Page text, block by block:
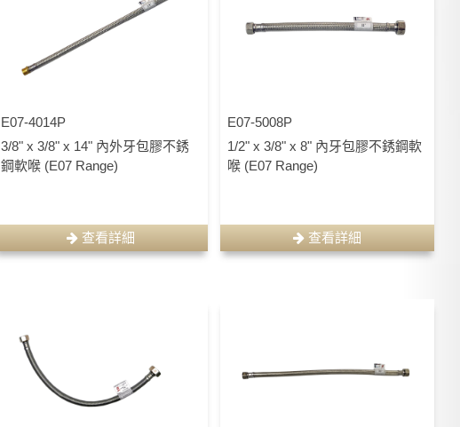
E07-4014P
3/8" x 3/8" x 14" 內外牙包膠不銹
鋼軟喉 (E07 Range)
查看詳細
E07-5008P
1/2" x 3/8" x 8" 內牙包膠不銹鋼軟
喉 (E07 Range)
查看詳細